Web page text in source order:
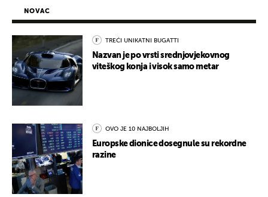
NOVAC
TREĆI UNIKATNI BUGATTI
Nazvan je po vrsti srednjovjekovnog
viteškog konja i visok samo metar
OVO JE 10 NAJBOLJIH
Europske dionice dosegnule su rekordne
razine